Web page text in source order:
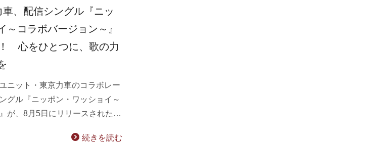
、配信シングル『ニッ
～コラボバージョン～』
心をひとつに、歌の力
ニット・東京力車のコラボレー
グル『ニッポン・ワッショイ～
が、8月5日にリリースされた…
続きを読む